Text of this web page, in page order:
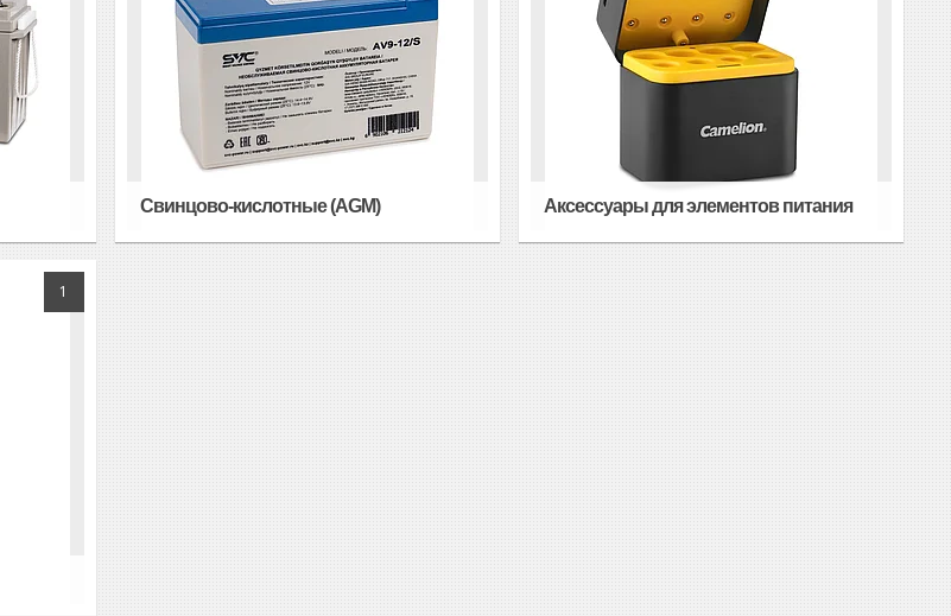
Свинцово-кислотные (AGM) Аксессуары для элементов питания
1